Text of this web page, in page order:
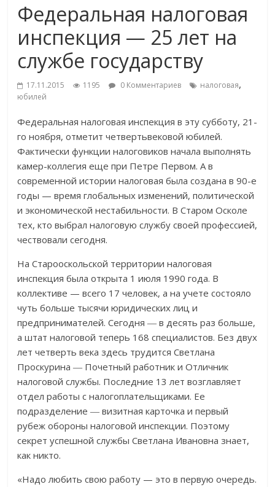
Федеральная налоговая
инспекция — 25 лет на
службе государству
17.11.2015 1195 0 Комментариев налоговая,
юбилей
Федеральная налоговая инспекция в эту субботу, 21-
го ноября, отметит четвертьвековой юбилей.
Фактически функции налоговиков начала выполнять
камер-коллегия еще при Петре Первом. А в
современной истории налоговая была создана в 90-е
годы — время глобальных изменений, политической
и экономической нестабильности. В Старом Осколе
тех, кто выбрал налоговую службу своей профессией,
чествовали сегодня.
На Старооскольской территории налоговая
инспекция была открыта 1 июля 1990 года. В
коллективе — всего 17 человек, а на учете состояло
чуть больше тысячи юридических лиц и
предпринимателей. Сегодня ― в десять раз больше,
а штат налоговой теперь 168 специалистов. Без двух
лет четверть века здесь трудится Светлана
Проскурина ― Почетный работник и Отличник
налоговой службы. Последние 13 лет возглавляет
отдел работы с налогоплательщиками. Ее
подразделение ― визитная карточка и первый
рубеж обороны налоговой инспекции. Поэтому
секрет успешной службы Светлана Ивановна знает,
как никто.
«Надо любить свою работу — это в первую очередь.